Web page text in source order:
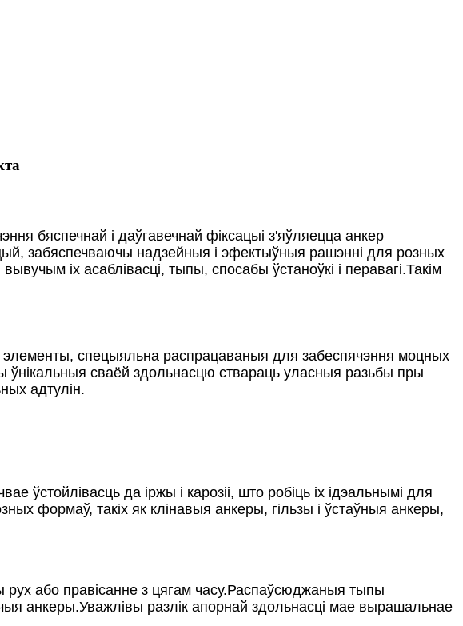
бяспечнай і даўгавечнай фіксацыі з'яўляецца анкер
забяспечваючы надзейныя і эфектыўныя рашэнні для розных
іх асаблівасці, тыпы, спосабы ўстаноўкі і перавагі.Такім
спецыяльна распрацаваныя для забеспячэння моцных
ўнікальныя сваёй здольнасцю ствараць уласныя разьбы пры
адтулін.
да іржы і карозіі, што робіць іх ідэальнымі для
формаў, такіх як клінавыя анкеры, гільзы і ўстаўныя анкеры,
або правісанне з цягам часу.Распаўсюджаныя тыпы
анкеры.Уважлівы разлік апорнай здольнасці мае вырашальнае